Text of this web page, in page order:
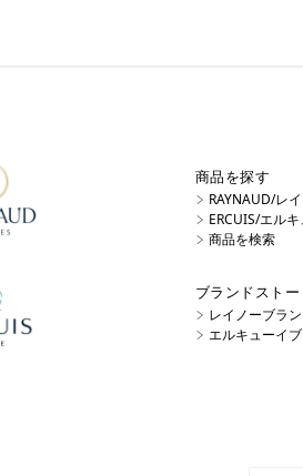
商品を探す
RAYNAUD/レ
ERCUIS/エル
商品を検索
ブランドストー
レイノーブラ
エルキューイ